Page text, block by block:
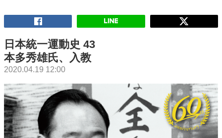
日本統一運動史 43
本多秀雄氏、入教
2020.04.19 12:00